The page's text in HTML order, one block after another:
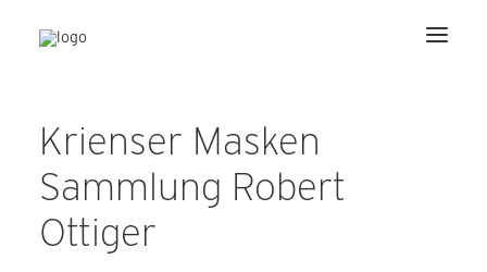
Krienser Masken
Sammlung Robert
Ottiger